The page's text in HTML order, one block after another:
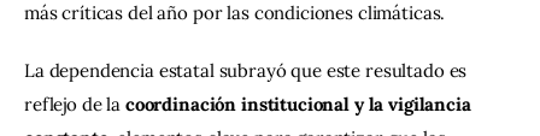
más críticas del año por las condiciones climáticas.
La dependencia estatal subrayó que este resultado es
reflejo de la coordinación institucional y la vigilancia